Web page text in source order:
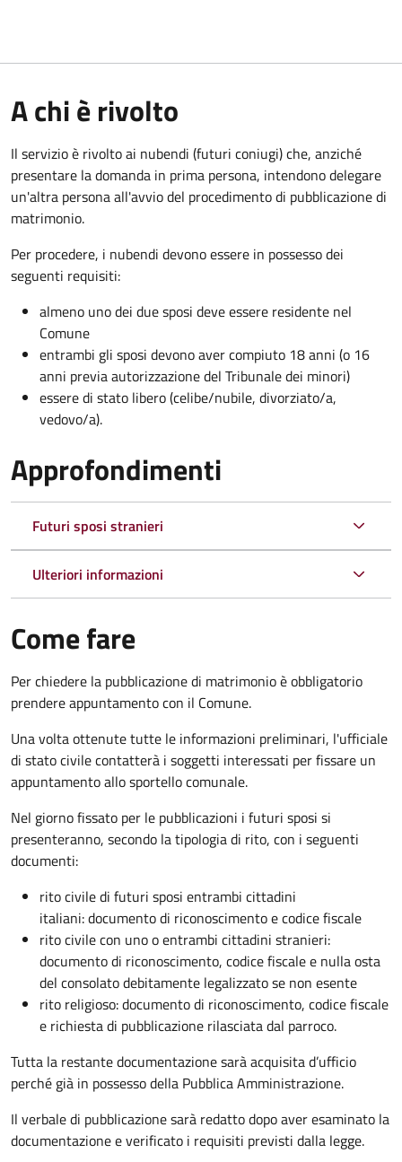
A chi è rivolto
Il servizio è rivolto ai nubendi (futuri coniugi) che, anziché
presentare la domanda in prima persona, intendono delegare
un'altra persona all'avvio del procedimento di pubblicazione di
matrimonio.
Per procedere, i nubendi devono essere in possesso dei
seguenti requisiti:
almeno uno dei due sposi deve essere residente nel
Comune
entrambi gli sposi devono aver compiuto 18 anni (o 16
anni previa autorizzazione del Tribunale dei minori)
essere di stato libero (celibe/nubile, divorziato/a,
vedovo/a).
Approfondimenti
Futuri sposi stranieri
Ulteriori informazioni
Come fare
Per chiedere la pubblicazione di matrimonio è obbligatorio
prendere appuntamento con il Comune.
Una volta ottenute tutte le informazioni preliminari, l'ufficiale
di stato civile contatterà i soggetti interessati per fissare un
appuntamento allo sportello comunale.
Nel giorno fissato per le pubblicazioni i futuri sposi si
presenteranno, secondo la tipologia di rito, con i seguenti
documenti:
rito civile di futuri sposi entrambi cittadini
italiani: documento di riconoscimento e codice fiscale
rito civile con uno o entrambi cittadini stranieri:
documento di riconoscimento, codice fiscale e nulla osta
del consolato debitamente legalizzato se non esente
rito religioso: documento di riconoscimento, codice fiscale
e richiesta di pubblicazione rilasciata dal parroco.
Tutta la restante documentazione sarà acquisita d’ufficio
perché già in possesso della Pubblica Amministrazione.
Il verbale di pubblicazione sarà redatto dopo aver esaminato la
documentazione e verificato i requisiti previsti dalla legge.